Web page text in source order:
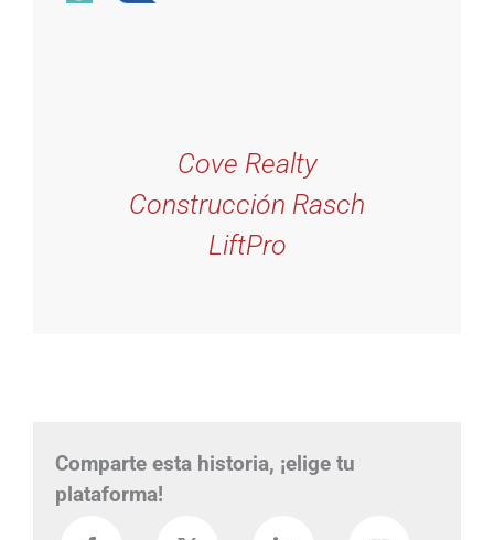
Cove Realty
Construcción Rasch
LiftPro
Comparte esta historia, ¡elige tu
plataforma!